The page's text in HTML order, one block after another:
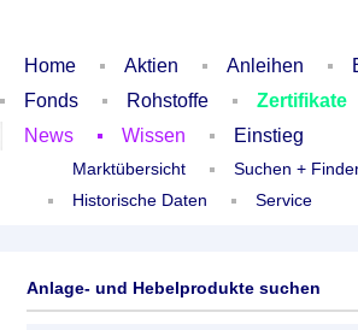
Home Aktien Anleihen
Fonds
Rohstoffe Zertifikate
News
Wissen Einstieg
Marktübersicht Suchen +
Historische Daten
Service
Anlage- und Hebelprodukte suchen